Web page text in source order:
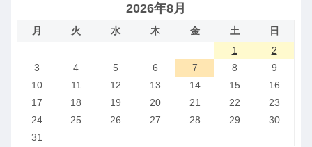
2026年8月
月 火 水 木 金 土
日
1
2
3
4 5 6 7 8
9
10
11 12 13 14 15
16
17
18 19 20 21 22
23
24
25 26 27 28 29
30
31